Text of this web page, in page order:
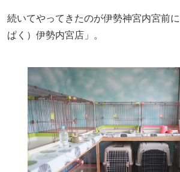
続いてやってきたのが伊勢神宮内宮前
ぱく）伊勢内宮店」。